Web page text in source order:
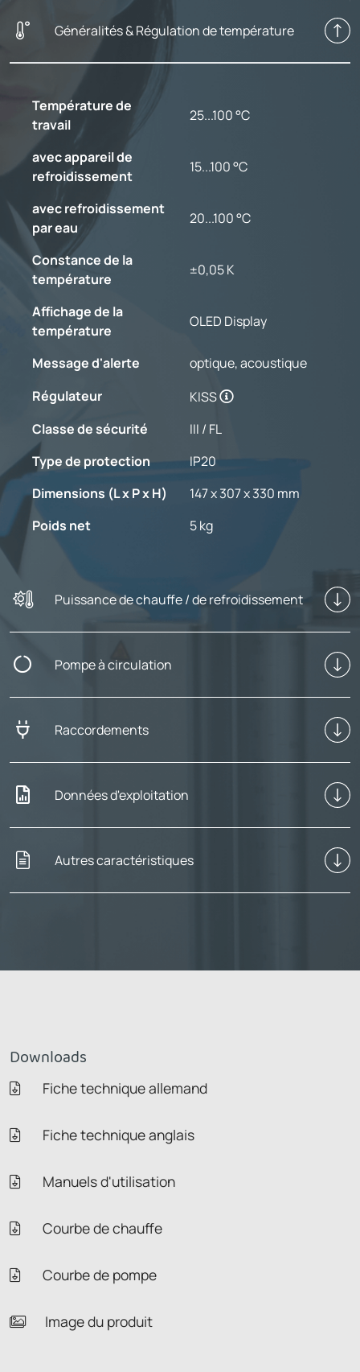
Généralités & Régulation de température
Température de
travail
25...100 °C
avec appareil de
refroidissement
15...100 °C
avec refroidissement
par eau
20...100 °C
Constance de la
température
±0,05 K
Affichage de la
température
OLED Display
Message d'alerte
optique, acoustique
Régulateur
KISS
Classe de sécurité
III / FL
Type de protection
IP20
Dimensions (L x P x H)
147 x 307 x 330 mm
Poids net
5 kg
Puissance de chauffe / de refroidissement
Pompe à circulation
Raccordements
Données d'exploitation
Autres caractéristiques
Downloads
Fiche technique allemand
Fiche technique anglais
Manuels d'utilisation
Courbe de chauffe
Courbe de pompe
Image du produit